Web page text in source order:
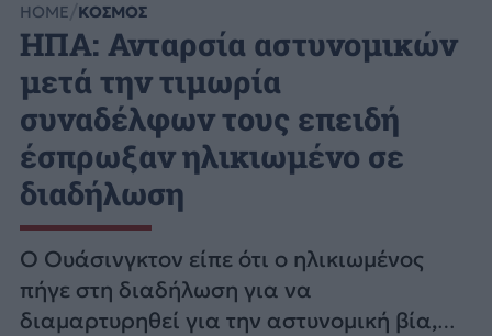
HOME ΚΟΣΜΟΣ
ΗΠΑ: Ανταρσία αστυνομικών
μετά την τιμωρία
συναδέλφων τους επειδή
έσπρωξαν ηλικιωμένο σε
διαδήλωση
Ο Ουάσινγκτον είπε ότι ο ηλικιωμένος
πήγε στη διαδήλωση για να
διαμαρτυρηθεί για την αστυνομική βία,